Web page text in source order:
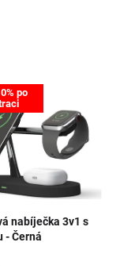
po
nabíječka 3v1 s
- Černá